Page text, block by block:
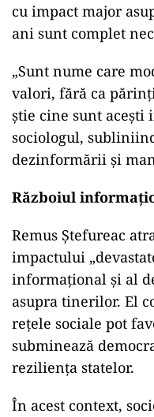
cu impact major
ani sunt complet
„Sunt nume care
valori, fără ca
știe cine sunt acești
sociologul,
dezinformării și
Războiul
Remus Ștefureac
impactului
informațional și al
asupra tinerilor. El
rețele sociale pot
subminează
reziliența statelor.
În acest context,